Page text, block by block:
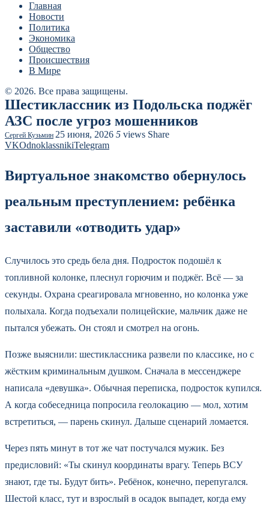
Главная
Новости
Политика
Экономика
Общество
Происшествия
В Мире
© 2026. Все права защищены.
Шестиклассник из Подольска поджёг
АЗС после угроз мошенников
Сергей Кузьмин 25 июня, 2026 5 views Share
VKOdnoklassnikiTelegram
Виртуальное знакомство обернулось
реальным преступлением: ребёнка
заставили «отводить удар»
Случилось это средь бела дня. Подросток подошёл к
топливной колонке, плеснул горючим и поджёг. Всё — за
секунды. Охрана среагировала мгновенно, но колонка уже
полыхала. Когда подъехали полицейские, мальчик даже не
пытался убежать. Он стоял и смотрел на огонь.
Позже выяснили: шестиклассника развели по классике, но с
жёстким криминальным душком. Сначала в мессенджере
написала «девушка». Обычная переписка, подросток купился.
А когда собеседница попросила геолокацию — мол, хотим
встретиться, — парень скинул. Дальше сценарий ломается.
Через пять минут в тот же чат постучался мужик. Без
предисловий: «Ты скинул координаты врагу. Теперь ВСУ
знают, где ты. Будут бить». Ребёнок, конечно, перепугался.
Шестой класс, тут и взрослый в осадок выпадет, когда ему